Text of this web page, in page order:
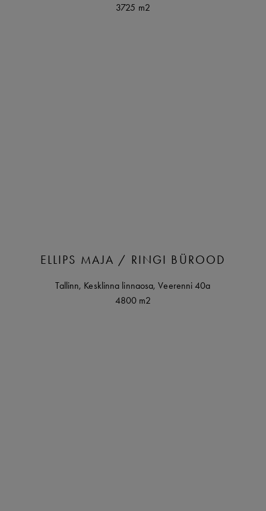
3725 m2
ELLIPS MAJA / RINGI BÜROOD
Tallinn, Kesklinna linnaosa,Veerenni 40a
4800 m2